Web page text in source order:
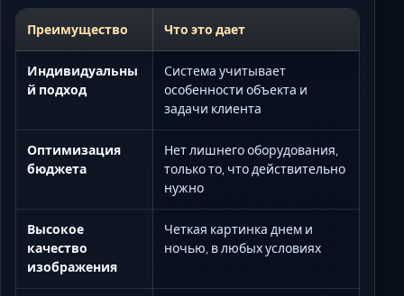
Преимущество Что это дает
Индивидуальны
й подход
Система учитывает
особенности объекта и
задачи клиента
Оптимизация
бюджета
Нет лишнего оборудования,
только то, что действительно
нужно
Высокое
качество
изображения
Четкая картинка днем и
ночью, в любых условиях